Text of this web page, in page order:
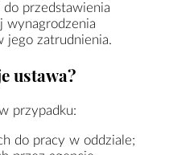
przedstawienia
wynagrodzenia
jego zatrudnienia.
ustawa?
przypadku:
do pracy w oddziale;